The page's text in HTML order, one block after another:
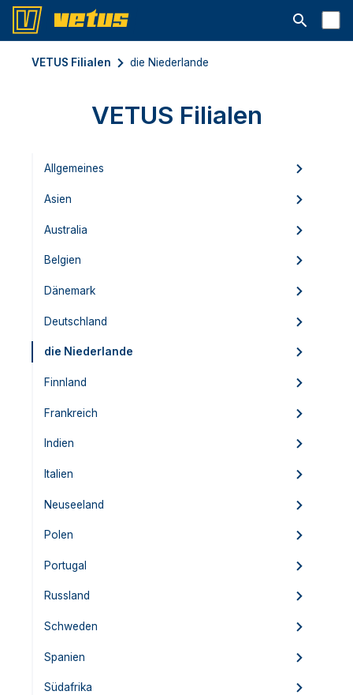
Suchleiste
VETUS Filialen die Niederlande
VETUS Filialen
Allgemeines
Asien
Australia
Belgien
Dänemark
Deutschland
die Niederlande
Finnland
Frankreich
Indien
Italien
Neuseeland
Polen
Portugal
Russland
Schweden
Spanien
Südafrika